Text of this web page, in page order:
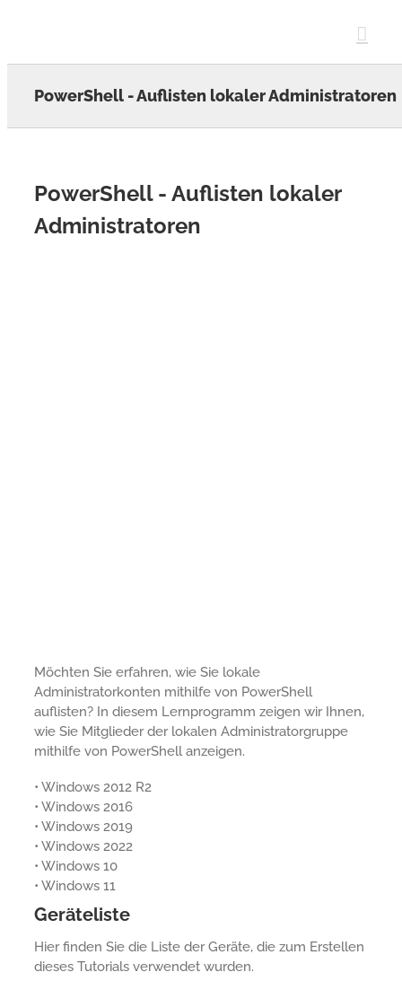
PowerShell - Auflisten lokaler Administratoren
PowerShell - Auflisten lokaler
Administratoren
Möchten Sie erfahren, wie Sie lokale
Administratorkonten mithilfe von PowerShell
auflisten? In diesem Lernprogramm zeigen wir Ihnen,
wie Sie Mitglieder der lokalen Administratorgruppe
mithilfe von PowerShell anzeigen.
• Windows 2012 R2
• Windows 2016
• Windows 2019
• Windows 2022
• Windows 10
• Windows 11
Geräteliste
Hier finden Sie die Liste der Geräte, die zum Erstellen
dieses Tutorials verwendet wurden.